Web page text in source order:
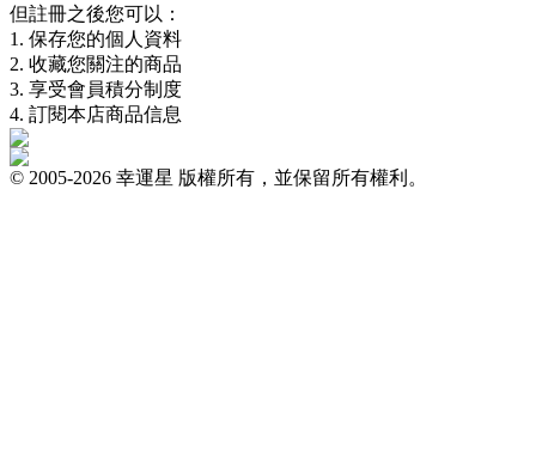
但註冊之後您可以：
1. 保存您的個人資料
2. 收藏您關注的商品
3. 享受會員積分制度
4. 訂閱本店商品信息
© 2005-2026 幸運星 版權所有，並保留所有權利。